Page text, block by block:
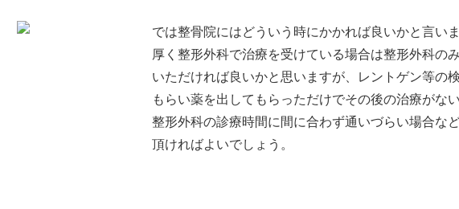
では整骨院にはどういう時にかかれば良いかと言い
厚く整形外科で治療を受けている場合は整形外科の
いただければ良いかと思いますが、レントゲン等の
もらい薬を出してもらっただけでその後の治療がない
整形外科の診療時間に間に合わず通いづらい場合な
頂ければよいでしょう。